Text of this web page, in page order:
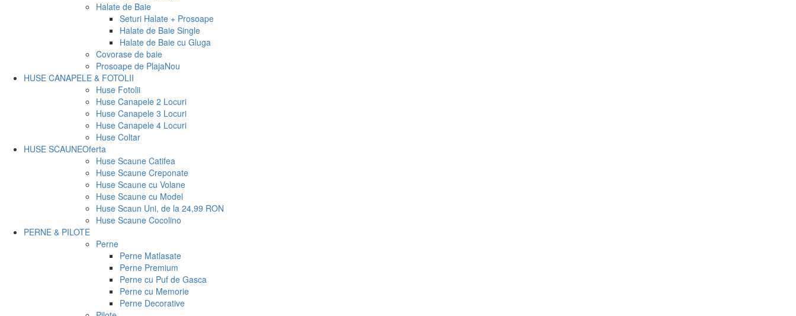
Halate de Baie
Seturi Halate + Prosoape
Halate de Baie Single
Halate de Baie cu Gluga
Covorase de baie
Prosoape de PlajaNou
HUSE CANAPELE & FOTOLII
Huse Fotolii
Huse Canapele 2 Locuri
Huse Canapele 3 Locuri
Huse Canapele 4 Locuri
Huse Coltar
HUSE SCAUNEOferta
Huse Scaune Catifea
Huse Scaune Creponate
Huse Scaune cu Volane
Huse Scaune cu Model
Huse Scaun Uni, de la 24,99 RON
Huse Scaune Cocolino
PERNE & PILOTE
Perne
Perne Matlasate
Perne Premium
Perne cu Puf de Gasca
Perne cu Memorie
Perne Decorative